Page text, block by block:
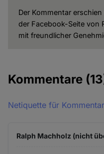
Der Kommentar
der Facebook-Seite von
mit freundlicher
Kommentare
Netiquette für
Ralph Machholz (nicht